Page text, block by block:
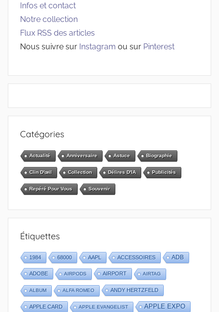
Infos et contact
Notre collection
Flux RSS des articles
Nous suivre sur Instagram ou sur Pinterest
Catégories
Actualité Anniversaire Astuce Biographie
Clin D'œil Collection Délires D'IA Publicités
Repéré Pour Vous Souvenir
Étiquettes
1984 68000 AAPL ACCESSOIRES ADB
ADOBE AIRPODS AIRPORT AIRTAG
ALBUM ALFA ROMEO ANDY HERTZFELD
APPLE CARD APPLE EVANGELIST APPLE EXPO